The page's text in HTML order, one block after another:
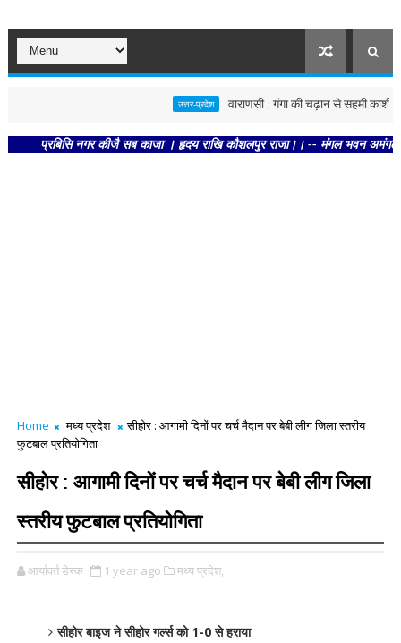
उत्तर-प्रदेश वाराणसी : गंगा की चढ़ान से सहमी काशी : छूने
प्रबिसि नगर कीजै सब काजा । हृदय राखि कौशलपुर राजा।। -- मंगल भवन अमंगल
Home मध्य प्रदेश
सीहोर : आगामी दिनों पर चर्च मैदान पर बेबी लीग जिला स्तरीय
फुटबाल प्रतियोगिता
सीहोर : आगामी दिनों पर चर्च मैदान पर बेबी लीग जिला
स्तरीय फुटबाल प्रतियोगिता
आर्यावर्त डेस्क 1 year ago मध्य प्रदेश,
सीहोर बाइज ने सीहोर गर्ल्स को 1-0 से हराया